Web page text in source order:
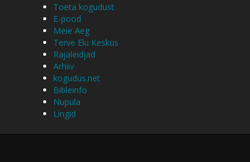
Toeta kogudust
E-pood
Meie Aeg
Terve Elu Keskus
Rajaleidjad
Arhiiv
kogudus.net
Bibleinfo
Nupula
Lingid